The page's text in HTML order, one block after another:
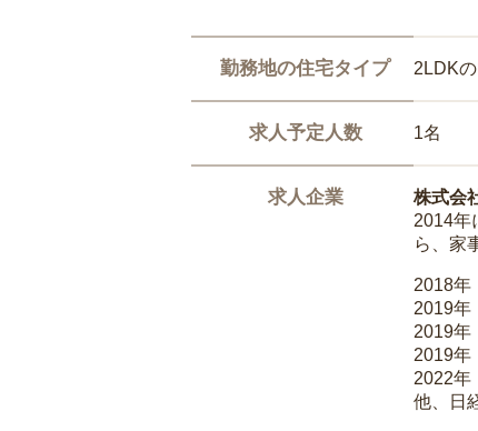
勤務地の住宅タイプ 2LDK
求人予定人数 1名
求人企業
株式会
2014年
ら、家
2018年
2019年
2019年
2019年
2022
他、日